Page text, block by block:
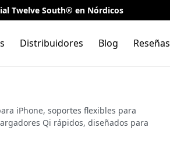
Twelve South® en Nórdicos
Distribuidores Blog Reseñas
iPhone, soportes flexibles para
Qi rápidos, diseñados para